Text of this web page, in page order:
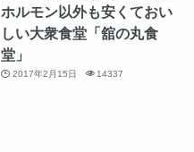
ホルモン以外も安くておい
しい大衆食堂「舘の丸食
堂」
2017年2月15日 14337